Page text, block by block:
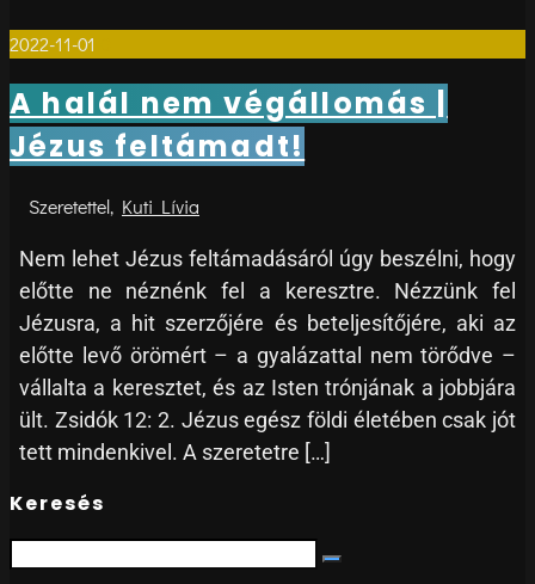
2022-11-01
A halál nem végállomás |
Jézus feltámadt!
Kuti Lívia
Nem lehet Jézus feltámadásáról úgy beszélni, hogy
előtte ne néznénk fel a keresztre. Nézzünk fel
Jézusra, a hit szerzőjére és beteljesítőjére, aki az
előtte levő örömért – a gyalázattal nem törődve –
vállalta a keresztet, és az Isten trónjának a jobbjára
ült. Zsidók 12: 2. Jézus egész földi életében csak jót
tett mindenkivel. A szeretetre […]
Keresés
Search